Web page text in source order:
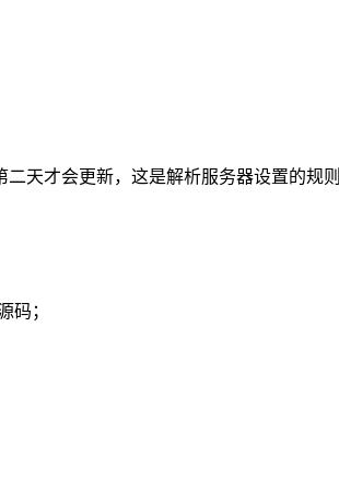
天才会更新，这是解析服务器设置的规则
码；